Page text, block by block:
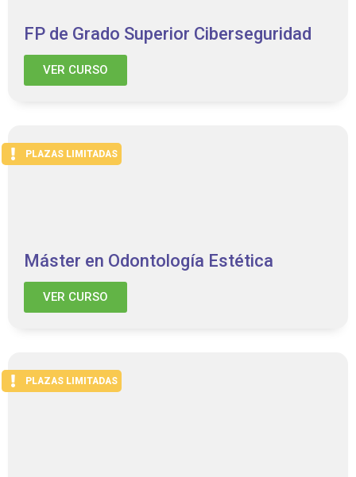
FP de Grado Superior Ciberseguridad
VER CURSO
PLAZAS LIMITADAS
Máster en Odontología Estética
VER CURSO
PLAZAS LIMITADAS